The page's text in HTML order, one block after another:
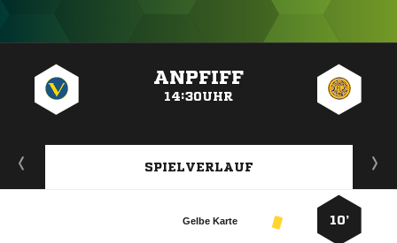
ANPFIFF
14:30UHR
SPIELVERLAUF
10’
Gelbe Karte